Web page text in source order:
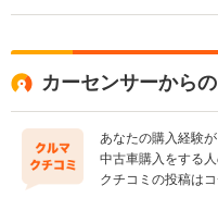
カーセンサーから
あなたの購入経験が
中古車購入をする人
クチコミの投稿はコ